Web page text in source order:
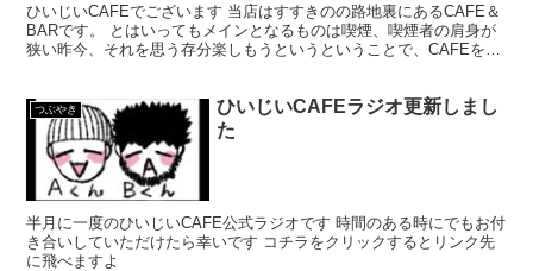
ひいじいCAFEでございます 当店はすすきのの路地裏にあるCAFE＆
BARです。 とはいってもメインとなるものは喫煙、喫煙者の肩身が
狭い昨今、それを思う存分楽しもうというということで、CAFEを名
つぶやき
ひいじいCAFEラジオ更新しまし
た
半月に一度のひいじいCAFE公式ラジオです 時間のある時にでもお付
き合いしていただけたら幸いです コチラをクリックするとリンク先
に飛べますよ